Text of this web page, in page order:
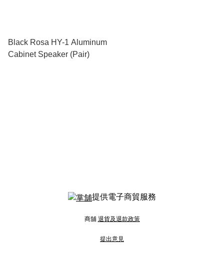
Black Rosa HY-1 Aluminum
Cabinet Speaker (Pair)
提供電子商貿服務
商舖 退貨及退款政策
提出意見